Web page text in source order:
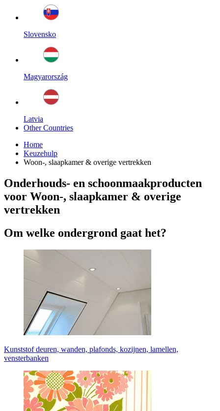
Slovensko
Magyarország
Latvia
Other Countries
Home
Keuzehulp
Woon-, slaapkamer & overige vertrekken
Onderhouds- en schoonmaakproducten
voor Woon-, slaapkamer & overige
vertrekken
Om welke ondergrond gaat het?
Kunststof deuren, wanden, plafonds, kozijnen, lamellen,
vensterbanken